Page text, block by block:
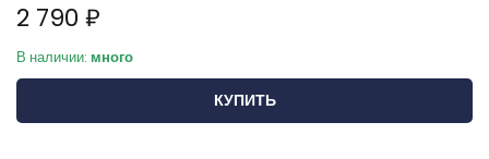
2 790 ₽
В наличии: много
КУПИТЬ